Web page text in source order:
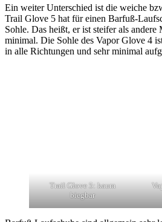
Ein weiter Unterschied ist die weiche
Trail Glove 5 hat für einen Barfuß-
Sohle. Das heißt, er ist steifer als
minimal. Die Sohle des Vapor Glove 4
in alle Richtungen und sehr minimal
Trail Glove 5: kaum
biegbar